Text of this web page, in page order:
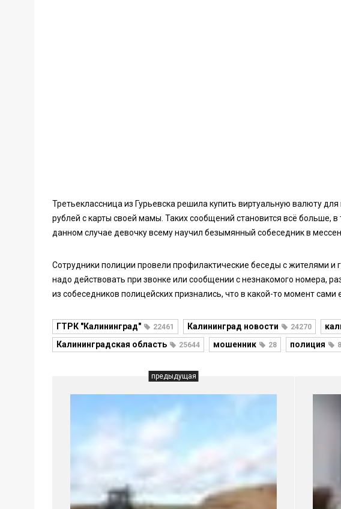
Третьеклассница из Гурьевска решила купить виртуальную валюту
рублей с карты своей мамы. Таких сообщений становится всё больше,
данном случае девочку всему научил безымянный собеседник в
Сотрудники полиции провели профилактические беседы с жителями и
надо действовать при звонке или сообщении с незнакомого номера,
из собеседников полицейских признались, что в какой-то момент
ГТРК "Калининград" 22461 Калининград новости 24270
Калининградская область 25644 мошенник 28 полиция
предыдущая